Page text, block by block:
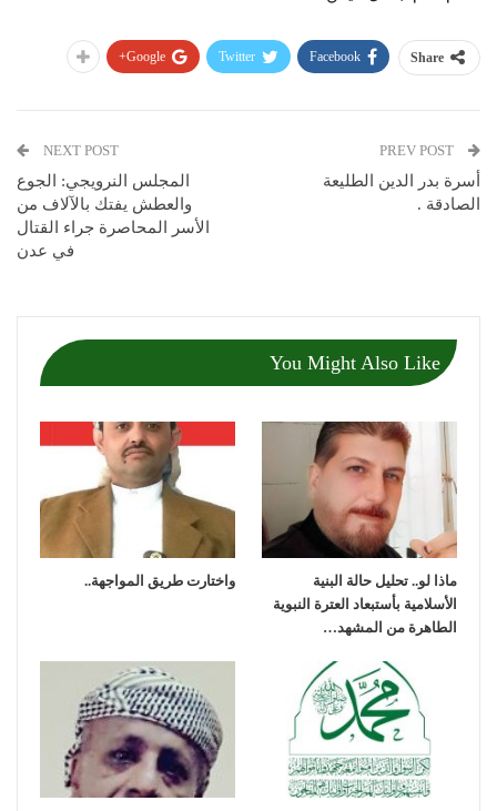
Share
Facebook
Twitter
Google+
أسرة بدر الدين الطليعة
الصادقة .
NEXT POST
المجلس النرويجي: الجوع
والعطش يفتك بالآلاف من
الأسر المحاصرة جراء القتال
في عدن
You Might Also Like
ماذا لو.. تحليل حالة البنية
الأسلامية بأستبعاد العترة النبوية
الطاهرة من المشهد…
واختارت طريق المواجهة..